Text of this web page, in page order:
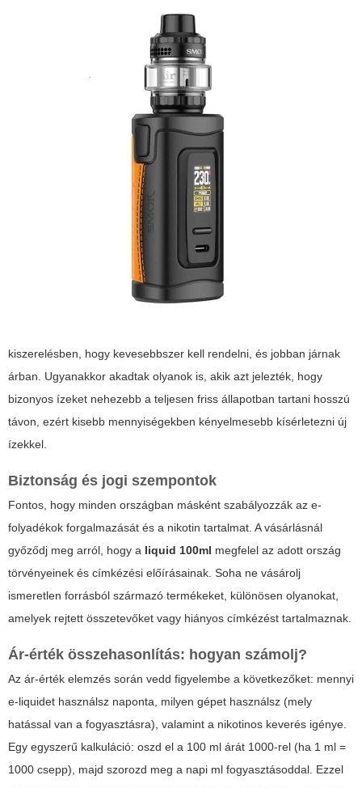
kiszerelésben, hogy kevesebbszer kell rendelni, és jobban járnak
árban. Ugyanakkor akadtak olyanok is, akik azt jelezték, hogy
bizonyos ízeket nehezebb a teljesen friss állapotban tartani hosszú
távon, ezért kisebb mennyiségekben kényelmesebb kísérletezni új
ízekkel.
Biztonság és jogi szempontok
Fontos, hogy minden országban másként szabályozzák az e-
folyadékok forgalmazását és a nikotin tartalmat. A vásárlásnál
győződj meg arról, hogy a liquid 100ml megfelel az adott ország
törvényeinek és címkézési előírásainak. Soha ne vásárolj
ismeretlen forrásból származó termékeket, különösen olyanokat,
amelyek rejtett összetevőket vagy hiányos címkézést tartalmaznak.
Ár-érték összehasonlítás: hogyan számolj?
Az ár-érték elemzés során vedd figyelembe a következőket: mennyi
e-liquidet használsz naponta, milyen gépet használsz (mely
hatással van a fogyasztásra), valamint a nikotinos keverés igénye.
Egy egyszerű kalkuláció: oszd el a 100 ml árát 1000-rel (ha 1 ml =
1000 csepp), majd szorozd meg a napi ml fogyasztásoddal. Ezzel